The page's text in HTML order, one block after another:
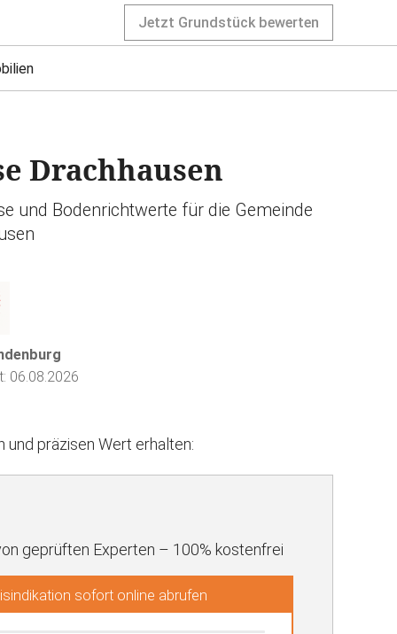
Jetzt Grundstück bewerten
Drachhausen
und Bodenrichtwerte für die Gemeinde
06.08.2026
und präzisen Wert erhalten:
geprüften Experten – 100% kostenfrei
sofort online abrufen